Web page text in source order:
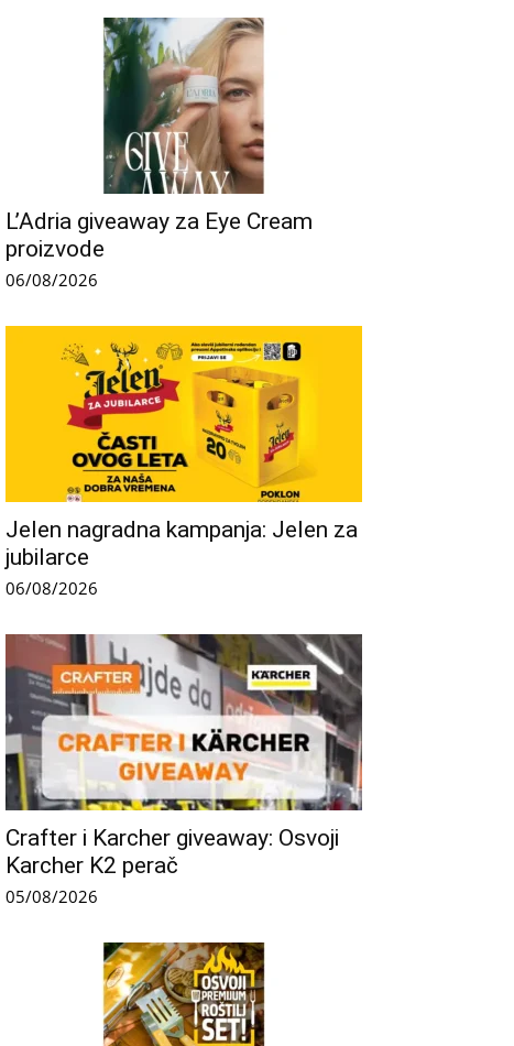
L’Adria giveaway za Eye Cream
proizvode
06/08/2026
Jelen nagradna kampanja: Jelen za
jubilarce
06/08/2026
Crafter i Karcher giveaway: Osvoji
Karcher K2 perač
05/08/2026